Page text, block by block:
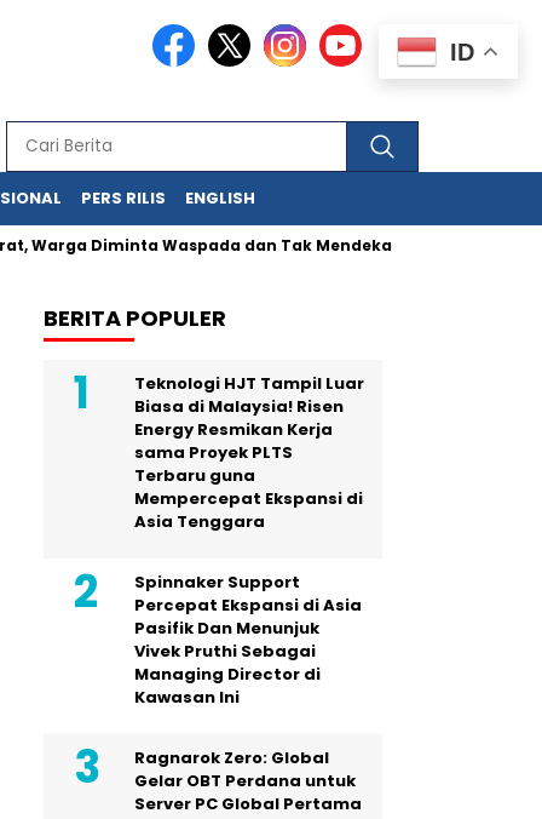
PERS RILIS ENGLISH
Diminta Waspada dan Tak Mendekat Kawah
BERITA POPULER
Teknologi HJT Tampil Luar
Biasa di Malaysia! Risen
Energy Resmikan Kerja
sama Proyek PLTS
Terbaru guna
Mempercepat Ekspansi di
Asia Tenggara
Spinnaker Support
Percepat Ekspansi di Asia
Pasifik Dan Menunjuk
Vivek Pruthi Sebagai
Managing Director di
Kawasan Ini
Ragnarok Zero: Global
Gelar OBT Perdana untuk
Server PC Global Pertama
ID